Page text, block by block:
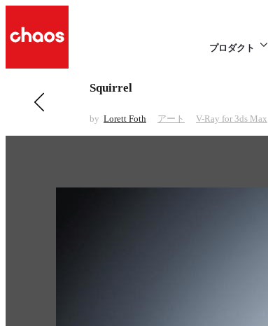
プロダクト
前の アート 項目
Squirrel
by Lorett Foth アート V-Ray for 3ds Max